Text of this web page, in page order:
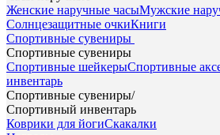
Женские наручные часыМужские
Солнцезащитные очкиКниги
Спортивные сувениры
Спортивные сувениры
Спортивные шейкерыСпортивные
инвентарь
Спортивные сувениры/
Спортивный инвентарь
Коврики для йогиСкакалки